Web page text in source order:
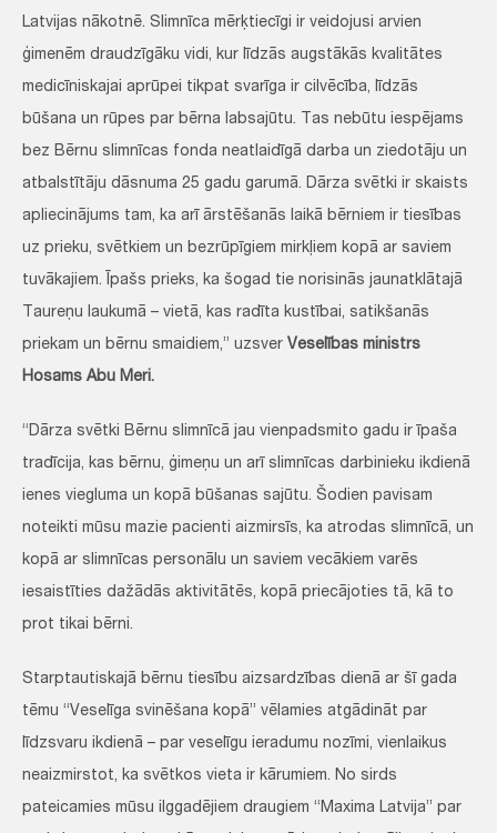
Latvijas nākotnē. Slimnīca mērķtiecīgi ir veidojusi arvien
ģimenēm draudzīgāku vidi, kur līdzās augstākās kvalitātes
medicīniskajai aprūpei tikpat svarīga ir cilvēcība, līdzās
būšana un rūpes par bērna labsajūtu. Tas nebūtu iespējams
bez Bērnu slimnīcas fonda neatlaidīgā darba un ziedotāju un
atbalstītāju dāsnuma 25 gadu garumā. Dārza svētki ir skaists
apliecinājums tam, ka arī ārstēšanās laikā bērniem ir tiesības
uz prieku, svētkiem un bezrūpīgiem mirkļiem kopā ar saviem
tuvākajiem. Īpašs prieks, ka šogad tie norisinās jaunatklātajā
Taureņu laukumā – vietā, kas radīta kustībai, satikšanās
priekam un bērnu smaidiem,” uzsver Veselības ministrs
Hosams Abu Meri.
“Dārza svētki Bērnu slimnīcā jau vienpadsmito gadu ir īpaša
tradīcija, kas bērnu, ģimeņu un arī slimnīcas darbinieku ikdienā
ienes viegluma un kopā būšanas sajūtu. Šodien pavisam
noteikti mūsu mazie pacienti aizmirsīs, ka atrodas slimnīcā, un
kopā ar slimnīcas personālu un saviem vecākiem varēs
iesaistīties dažādās aktivitātēs, kopā priecājoties tā, kā to
prot tikai bērni.
Starptautiskajā bērnu tiesību aizsardzības dienā ar šī gada
tēmu “Veselīga svinēšana kopā” vēlamies atgādināt par
līdzsvaru ikdienā – par veselīgu ieradumu nozīmi, vienlaikus
neaizmirstot, ka svētkos vieta ir kārumiem. No sirds
pateicamies mūsu ilggadējiem draugiem “Maxima Latvija” par